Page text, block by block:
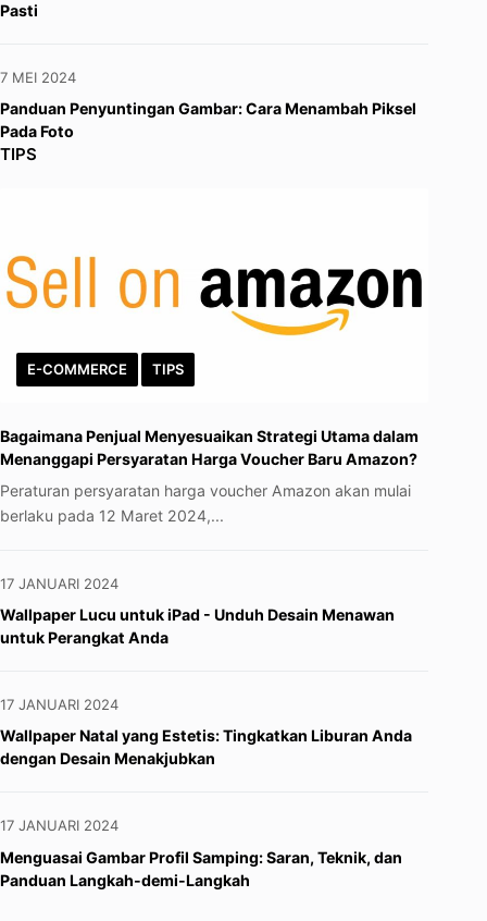
Pasti
7 MEI 2024
Panduan Penyuntingan Gambar: Cara Menambah Piksel
Pada Foto
TIPS
E-COMMERCE TIPS
Bagaimana Penjual Menyesuaikan Strategi Utama dalam
Menanggapi Persyaratan Harga Voucher Baru Amazon?
Peraturan persyaratan harga voucher Amazon akan mulai
berlaku pada 12 Maret 2024,...
17 JANUARI 2024
Wallpaper Lucu untuk iPad - Unduh Desain Menawan
untuk Perangkat Anda
17 JANUARI 2024
Wallpaper Natal yang Estetis: Tingkatkan Liburan Anda
dengan Desain Menakjubkan
17 JANUARI 2024
Menguasai Gambar Profil Samping: Saran, Teknik, dan
Panduan Langkah-demi-Langkah